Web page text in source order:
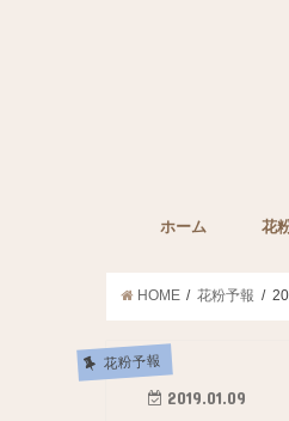
ホーム 花
HOME 花粉予報
花粉予報
2019.01.09